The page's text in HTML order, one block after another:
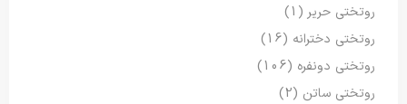
روتختی حریر (1)
روتختی دخترانه (16)
روتختی دونفره (106)
روتختی ساتن (2)